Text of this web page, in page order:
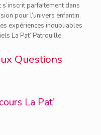
parfaitement dans
pour l’univers enfantin.
expériences inoubliables
La Pat’ Patrouille.
Questions
La Pat’